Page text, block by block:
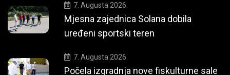
7. Augusta 2026.
Mjesna zajednica Solana dobila
uređeni sportski teren
7. Augusta 2026.
Počela izgradnja nove fiskulturne sale